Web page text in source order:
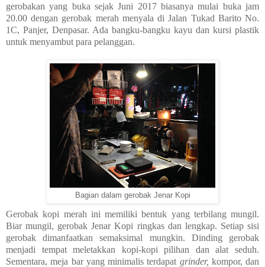
gerobakan yang buka sejak Juni 2017 biasanya mulai buka jam
20.00 dengan gerobak merah menyala di Jalan Tukad Barito No.
1C, Panjer, Denpasar. Ada bangku-bangku kayu dan kursi plastik
untuk menyambut para pelanggan.
Bagian dalam gerobak Jenar Kopi
Gerobak kopi merah ini memiliki bentuk yang terbilang mungil.
Biar mungil, gerobak Jenar Kopi ringkas dan lengkap. Setiap sisi
gerobak dimanfaatkan semaksimal mungkin. Dinding gerobak
menjadi tempat meletakkan kopi-kopi pilihan dan alat seduh.
Sementara, meja bar yang minimalis terdapat grinder, kompor, dan